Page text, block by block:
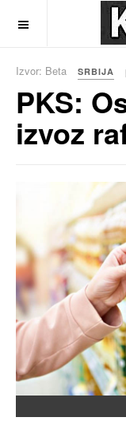
Izvor: Beta SRBIJA
PKS:
izvoz